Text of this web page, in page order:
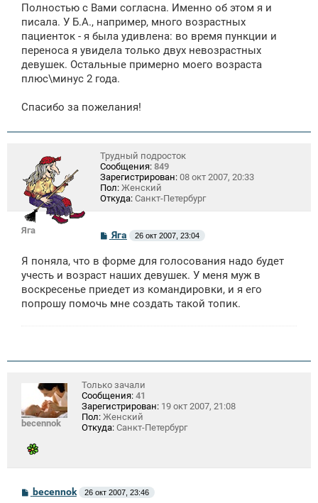
Полностью с Вами согласна. Именно об этом я и
писала. У Б.А., например, много возрастных
пациенток - я была удивлена: во время пункции и
переноса я увидела только двух невозрастных
девушек. Остальные примерно моего возраста
плюс\минус 2 года.
Спасибо за пожелания!
Яга
Трудный подросток
Сообщения: 849
Зарегистрирован: 08 окт 2007, 20:33
Пол: Женский
Откуда: Санкт-Петербург
С
б
щ
н
и
Яга 26 окт 2007, 23:04
Я поняла, что в форме для голосования надо будет
учесть и возраст наших девушек. У меня муж в
воскресенье приедет из командировки, и я его
попрошу помочь мне создать такой топик.
becennok
Только зачали
Сообщения: 41
Зарегистрирован: 19 окт 2007, 21:08
Пол: Женский
Откуда: Санкт-Петербург
С
о
becennok 26 окт 2007, 23:46